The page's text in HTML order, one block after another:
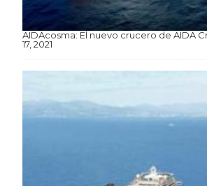
AIDAcosma: El nuevo crucero de AIDA
17, 2021